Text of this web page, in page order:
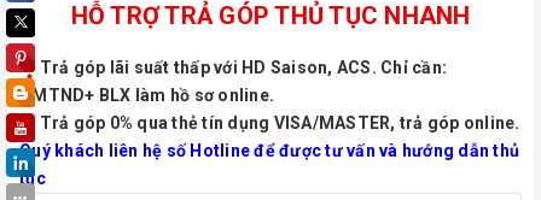
HỖ TRỢ TRẢ GÓP THỦ TỤC NHANH
Trả góp lãi suất thấp với HD Saison, ACS. Chỉ cần:
CMTND+ BLX làm hồ sơ online.
Trả góp 0% qua thẻ tín dụng VISA/MASTER, trả góp online.
Quý khách liên hệ số Hotline để được tư vấn và hướng dẫn thủ
tục